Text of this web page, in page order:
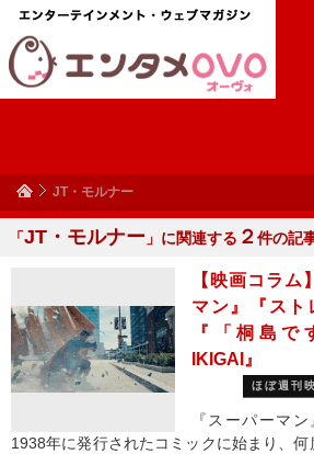
JT・モルナー
「JT・モルナー 」に関連する ２件の記
【映画コラム
マン』『スト
『「桐島で
IKIGAI』
ほぼ週刊
『スーパーマ
1938年に発行されたコミックに始まり、